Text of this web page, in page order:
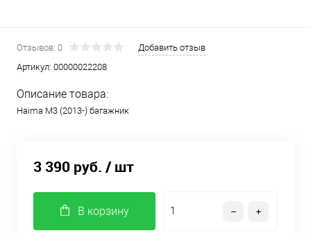
Отзывов: 0
Добавить отзыв
Артикул: 00000022208
Описание товара:
Haima M3 (2013-) багажник
3 390 руб. / шт
В корзину